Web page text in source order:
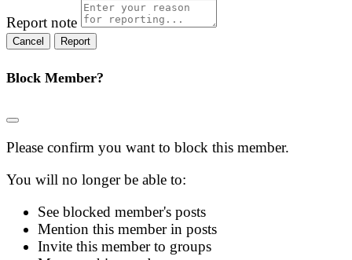
Report note
Report
Block Member?
Please confirm you want to block this member.
You will no longer be able to:
See blocked member's posts
Mention this member in posts
Invite this member to groups